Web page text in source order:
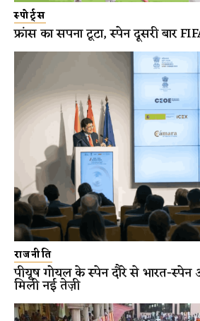
स्पोर्ट्स
फ्रांस का सपना टूटा, स्पेन दूसरी बार
राजनीति
पीयूष गोयल के स्पेन दौरे से भारत-स्पेन
मिली नई तेज़ी